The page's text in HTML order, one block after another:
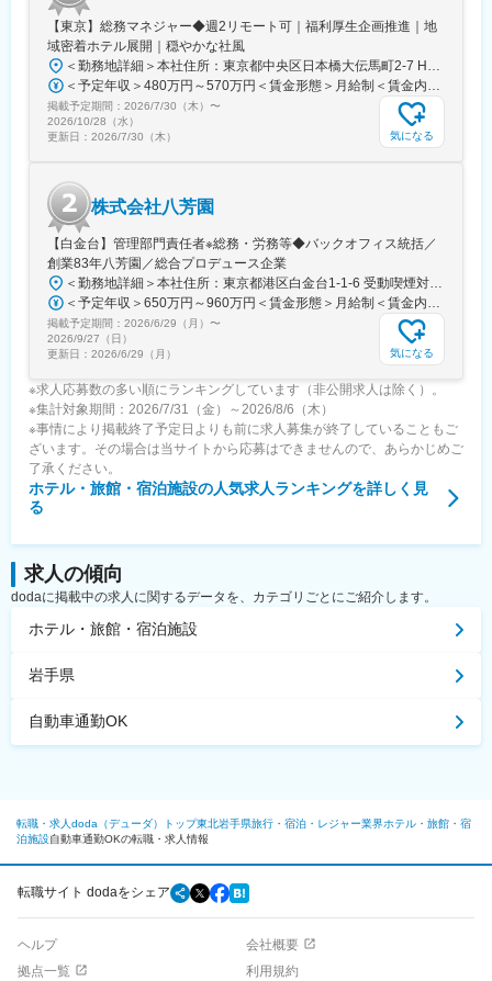
【東京】総務マネジャー◆週2リモート可｜福利厚生企画推進｜地
域密着ホテル展開｜穏やかな社風
掲載予定期間： 2026/7/30（木） 〜
2026/10/28（水）
更新日： 2026/7/30（木） 気になる
株式会社八芳園
【白金台】管理部門責任者※総務・労務等◆バックオフィス統括／
創業83年八芳園／総合プロデュース企業
掲載予定期間： 2026/6/29（月） 〜
2026/9/27（日）
更新日： 2026/6/29（月） 気になる
※求人応募数の多い順にランキングしています（非公開求人は除く）。
※集計対象期間：2026/7/31（金）～2026/8/6（木）
※事情により掲載終了予定日よりも前に求人募集が終了していることもご
ざいます。その場合は当サイトから応募はできませんので、あらかじめご
了承ください。
ホテル・旅館・宿泊施設の人気求人ランキングを詳しく見
る
求人の傾向
dodaに掲載中の求人に関するデータを、カテゴリごとにご紹介します。
ホテル・旅館・宿泊施設
岩手県
自動車通勤OK
転職・求人doda（デューダ）トップ東北岩手県旅行・宿泊・レジャー業界ホテル・旅館・宿
泊施設自動車通勤OKの転職・求人情報
転職サイト dodaをシェア
ヘルプ
会社概要
拠点一覧
利用規約